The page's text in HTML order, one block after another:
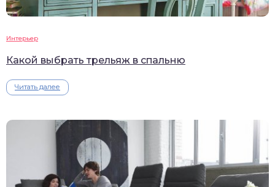
Интерьер
Какой выбрать трельяж в спальню
Читать далее